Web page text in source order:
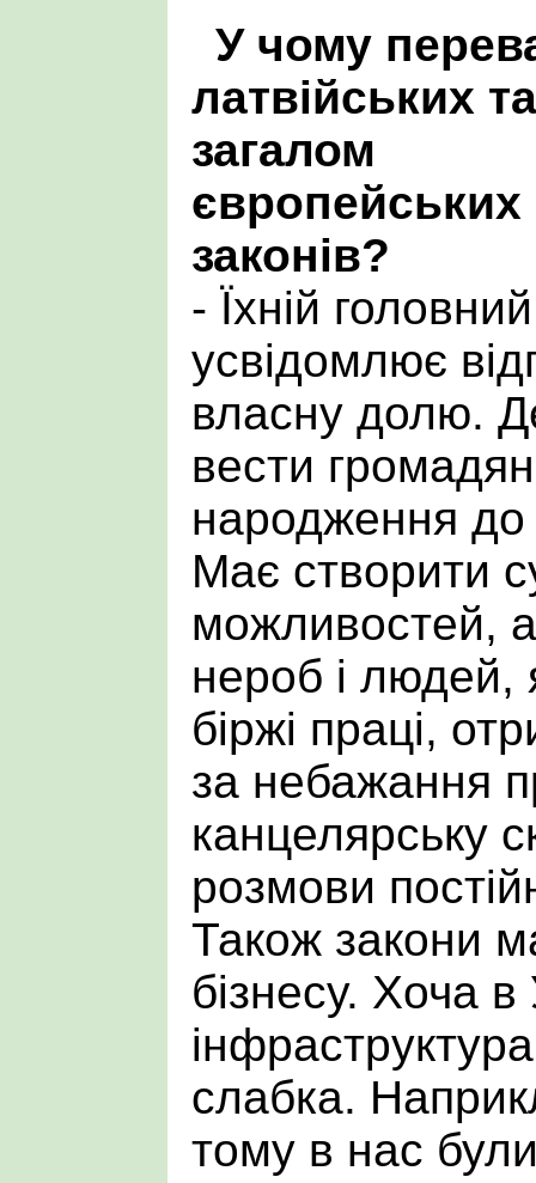
У чому
латвійських та
загалом
європейських
законів?
- Їхній
усвідомлює
власну долю.
вести
народження до
Має створити
можливостей,
нероб і людей,
біржі праці,
за небажання
канцелярську
розмови
Також закони
бізнесу. Хоча в
слабка.
тому в нас були